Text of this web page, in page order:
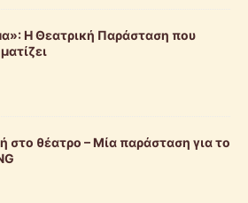
Η Θεατρική Παράσταση που
στο θέατρο – Μία παράσταση για το